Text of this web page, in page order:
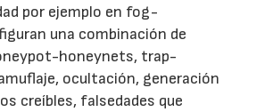
por ejemplo en fog-
una combinación de
honeynets, trap-
ocultación, generación
creíbles, falsedades que